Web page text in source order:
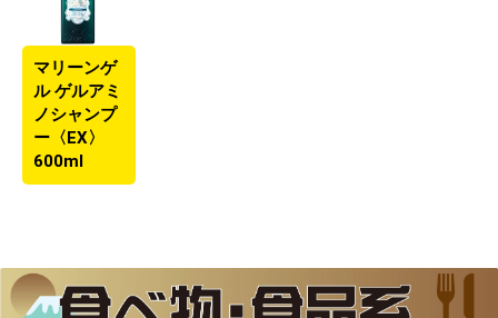
マリーンゲ
ル ゲルアミ
ノシャンプ
ー〈EX〉
600ml